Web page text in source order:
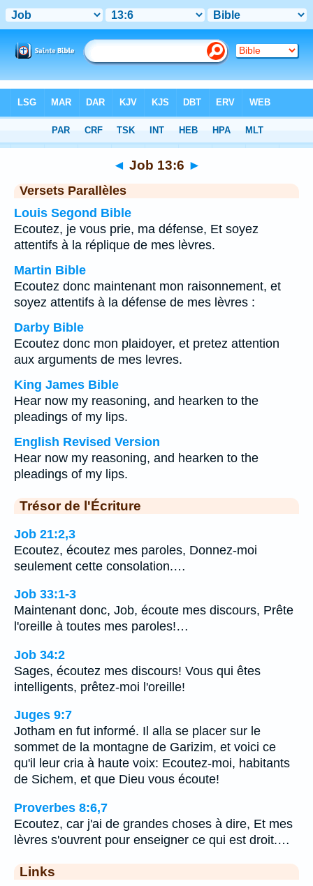
Chapitre 13 > Verset 6
◄ Job 13:6 ►
Versets Parallèles
Louis Segond Bible
Ecoutez, je vous prie, ma défense, Et soyez
attentifs à la réplique de mes lèvres.
Martin Bible
Ecoutez donc maintenant mon raisonnement, et
soyez attentifs à la défense de mes lèvres :
Darby Bible
Ecoutez donc mon plaidoyer, et pretez attention
aux arguments de mes levres.
King James Bible
Hear now my reasoning, and hearken to the
pleadings of my lips.
English Revised Version
Hear now my reasoning, and hearken to the
pleadings of my lips.
Trésor de l'Écriture
Job 21:2,3
Ecoutez, écoutez mes paroles, Donnez-moi
seulement cette consolation.…
Job 33:1-3
Maintenant donc, Job, écoute mes discours, Prête
l'oreille à toutes mes paroles!…
Job 34:2
Sages, écoutez mes discours! Vous qui êtes
intelligents, prêtez-moi l'oreille!
Juges 9:7
Jotham en fut informé. Il alla se placer sur le
sommet de la montagne de Garizim, et voici ce
qu'il leur cria à haute voix: Ecoutez-moi, habitants
de Sichem, et que Dieu vous écoute!
Proverbes 8:6,7
Ecoutez, car j'ai de grandes choses à dire, Et mes
lèvres s'ouvrent pour enseigner ce qui est droit.…
Links